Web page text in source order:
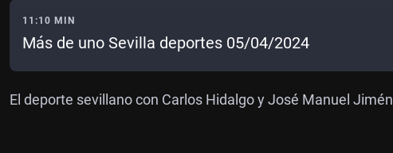
11:10 MIN
Más de uno Sevilla deportes 05/04/2024
El deporte sevillano con Carlos Hidalgo y José Manuel